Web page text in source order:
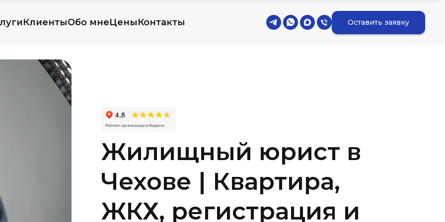
КлиентыОбо мнеЦеныКонтакты Оставить заявку
Жилищный юрист в
Чехове | Квартира,
ЖКХ, регистрация и